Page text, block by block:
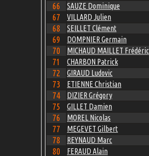
66 SAUZE Dominique
67 VILLARD Julien
68 SEILLET Clément
69 DOMPNIER Germain
70 MICHAUD MAILLET Frédéric
71 CHARBON Patrick
72 GIRAUD Ludovic
73 ETIENNE Christian
74 DIZIER Grégory
75 GILLET Damien
76 MOREL Nicolas
77 MEGEVET Gilbert
78 REYNAUD Marc
80 FERAUD Alain